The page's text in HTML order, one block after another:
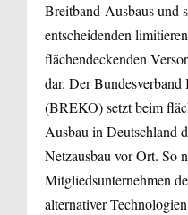
Breitband-Ausbaus und
entscheidenden
flächendeckenden
dar. Der
(BREKO) setzt beim
Ausbau in Deutschland
Netzausbau vor Ort. So
Mitgliedsunternehmen
alternativer